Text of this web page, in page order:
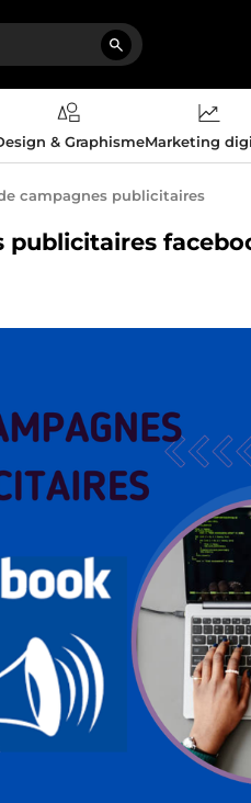
& GraphismeMarketing
campagnes publicitaires
publicitaires